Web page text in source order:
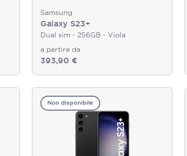
Samsung
Galaxy S23+
Dual sim - 256GB - Viola
a partire da
393,90 €
Non disponibile